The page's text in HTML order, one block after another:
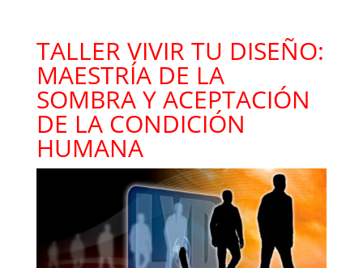
TALLER VIVIR TU DISEÑO:
MAESTRÍA DE LA
SOMBRA Y ACEPTACIÓN
DE LA CONDICIÓN
HUMANA